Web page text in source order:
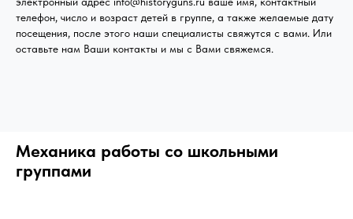
телефон, число и возраст детей в группе, а также желаемые дату
посещения, после этого наши специалисты свяжутся с вами. Или
оставьте нам Ваши контакты и мы с Вами свяжемся.
Механика работы со школьными
группами